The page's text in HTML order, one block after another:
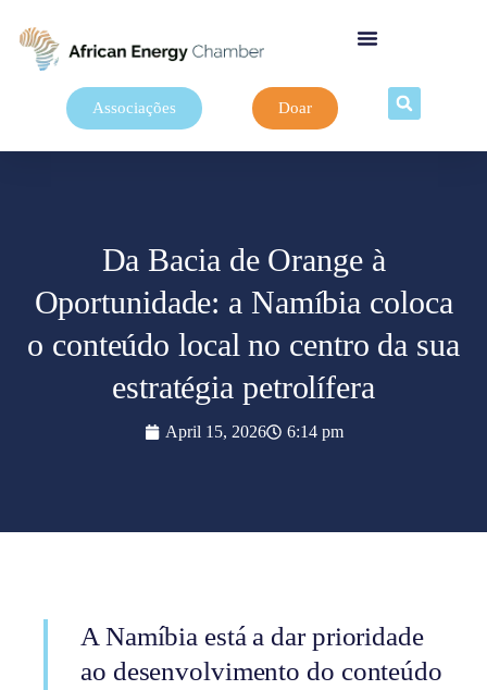
Associações Doar
Da Bacia de Orange à
Oportunidade: a Namíbia coloca
o conteúdo local no centro da sua
estratégia petrolífera
April 15, 2026 6:14 pm
A Namíbia está a dar prioridade
ao desenvolvimento do conteúdo